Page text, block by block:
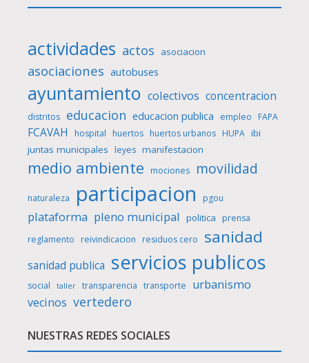
actividades actos asociacion
asociaciones autobuses
ayuntamiento colectivos concentracion
distritos educacion educacion publica empleo FAPA
FCAVAH hospital huertos huertos urbanos HUPA ibi
juntas municipales
leyes manifestacion
medio ambiente mociones movilidad
naturaleza participacion pgou
plataforma pleno municipal politica
prensa
reglamento
reivindicacion residuos cero sanidad
sanidad publica servicios publicos
social taller transparencia transporte
urbanismo
vecinos vertedero
NUESTRAS REDES SOCIALES